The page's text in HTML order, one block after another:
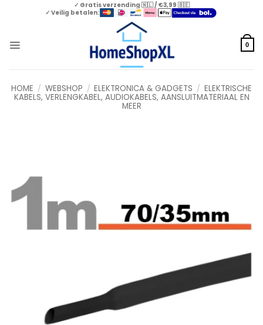
✓ Gratis verzending 🇳🇱 / €3,99 🇧🇪
✓ Veilig betalen:
0
HOME / WEBSHOP / ELEKTRONICA & GADGETS / ELEKTRISCHE
KABELS, VERLENGKABEL, AUDIOKABELS, AANSLUITMATERIAAL EN
MEER